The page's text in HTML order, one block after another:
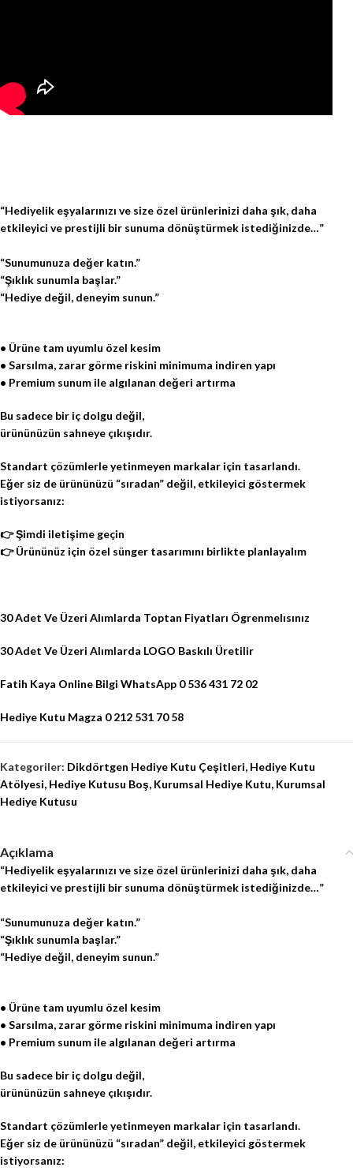
“Hediyelik eşyalarınızı ve size özel ürünlerinizi daha şık, daha
etkileyici ve prestijli bir sunuma dönüştürmek istediğinizde…”
“Sunumunuza değer katın.”
“Şıklık sunumla başlar.”
“Hediye değil, deneyim sunun.”
• Ürüne tam uyumlu özel kesim
• Sarsılma, zarar görme riskini minimuma indiren yapı
• Premium sunum ile algılanan değeri artırma
Bu sadece bir iç dolgu değil,
ürününüzün sahneye çıkışıdır.
Standart çözümlerle yetinmeyen markalar için tasarlandı.
Eğer siz de ürününüzü “sıradan” değil, etkileyici göstermek
istiyorsanız:
👉 Şimdi iletişime geçin
👉 Ürününüz için özel sünger tasarımını birlikte planlayalım
30 Adet Ve Üzeri Alımlarda Toptan Fiyatları Ögrenmelısınız
30 Adet Ve Üzeri Alımlarda LOGO Baskılı Üretilir
Fatih Kaya Online Bilgi WhatsApp 0 536 431 72 02
Hediye Kutu Magza 0 212 531 70 58
Kategoriler: Dikdörtgen Hediye Kutu Çeşitleri, Hediye Kutu
Atölyesi, Hediye Kutusu Boş, Kurumsal Hediye Kutu, Kurumsal
Hediye Kutusu
Açıklama
“Hediyelik eşyalarınızı ve size özel ürünlerinizi daha şık, daha
etkileyici ve prestijli bir sunuma dönüştürmek istediğinizde…”
“Sunumunuza değer katın.”
“Şıklık sunumla başlar.”
“Hediye değil, deneyim sunun.”
• Ürüne tam uyumlu özel kesim
• Sarsılma, zarar görme riskini minimuma indiren yapı
• Premium sunum ile algılanan değeri artırma
Bu sadece bir iç dolgu değil,
ürününüzün sahneye çıkışıdır.
Standart çözümlerle yetinmeyen markalar için tasarlandı.
Eğer siz de ürününüzü “sıradan” değil, etkileyici göstermek
istiyorsanız: